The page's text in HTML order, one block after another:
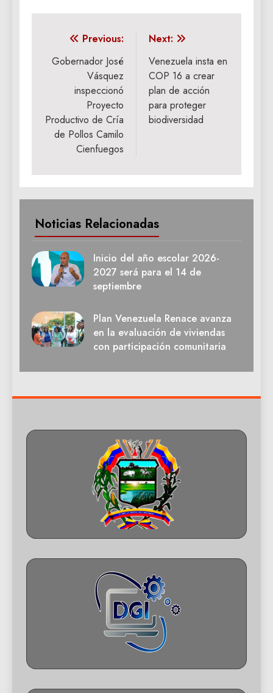
Navegación
de
entradas
Previous:
Gobernador José
Vásquez
inspeccionó
Proyecto
Productivo de Cría
de Pollos Camilo
Cienfuegos
Next:
Venezuela insta en
COP 16 a crear
plan de acción
para proteger
biodiversidad
Noticias Relacionadas
Inicio del año escolar 2026-
2027 será para el 14 de
septiembre
Plan Venezuela Renace avanza
en la evaluación de viviendas
con participación comunitaria